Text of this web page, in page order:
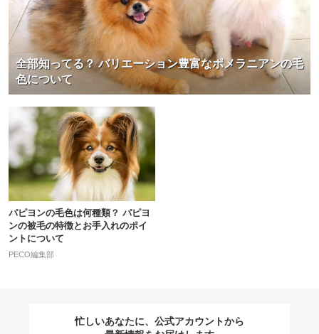
全部知ってる？ バリエーション豊富なポメラニアンの毛
色について
パピヨンの毛色は何種類？ パピヨ
ンの被毛の特徴とお手入れのポイ
ントについて
PECO編集部
忙しいあなたに、公式アカウントから